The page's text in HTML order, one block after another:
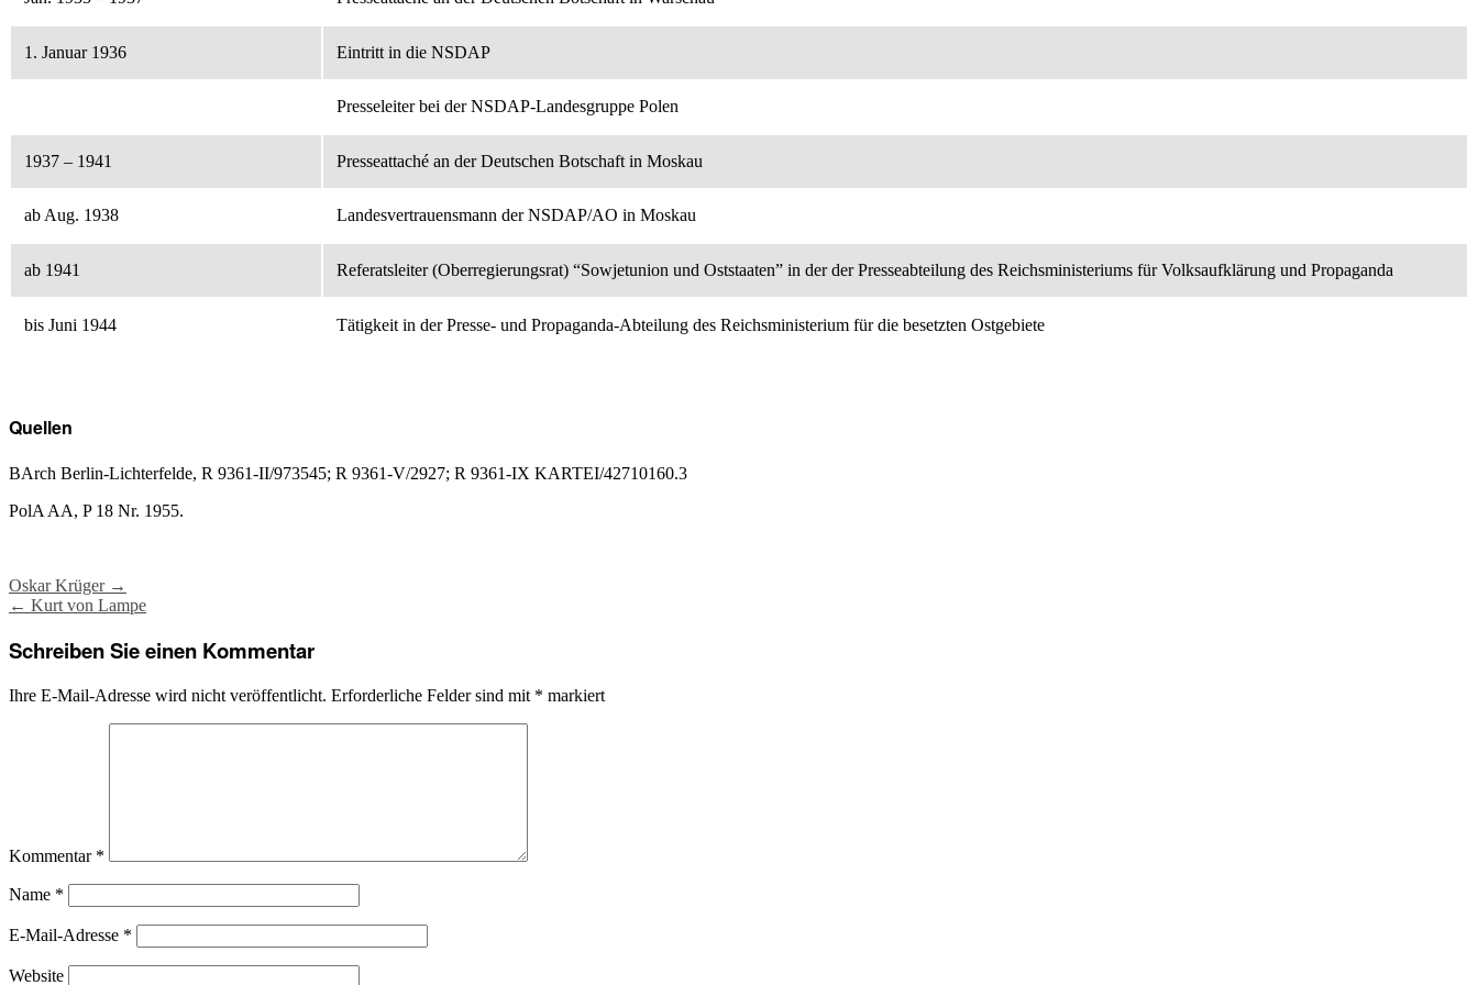
1. Januar 1936 Eintritt in die NSDAP
Presseleiter bei der NSDAP-Landesgruppe Polen
1937 – 1941 Presseattaché an der Deutschen Botschaft in Moskau
ab Aug. 1938 Landesvertrauensmann der NSDAP/AO in Moskau
ab 1941 Referatsleiter (Oberregierungsrat) “Sowjetunion und Oststaaten” in der der Presseabteilung des Reichsministeriums für Volksaufklärung und Propaganda
bis Juni 1944 Tätigkeit in der Presse- und Propaganda-Abteilung des Reichsministerium für die besetzten Ostgebiete
Quellen
BArch Berlin-Lichterfelde, R 9361-II/973545; R 9361-V/2927; R 9361-IX KARTEI/42710160.3
PolA AA, P 18 Nr. 1955.
Post
Oskar Krüger →
← Kurt von Lampe
Schreiben Sie einen Kommentar
Ihre E-Mail-Adresse wird nicht veröffentlicht. Erforderliche Felder sind mit * markiert
Kommentar *
Name *
E-Mail-Adresse *
Website